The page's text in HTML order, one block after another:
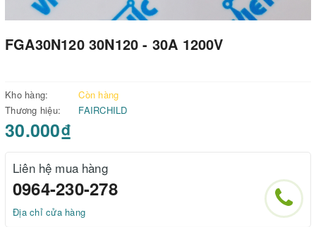
FGA30N120 30N120 - 30A 1200V
Kho hàng:
Còn hàng
Thương hiệu:
FAIRCHILD
30.000₫
Liên hệ mua hàng
0964-230-278
Địa chỉ cửa hàng